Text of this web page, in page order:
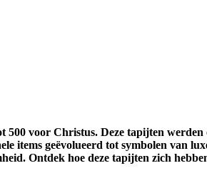
500 voor Christus. Deze tapijten
items geëvolueerd tot symbolen van
Ontdek hoe deze tapijten zich